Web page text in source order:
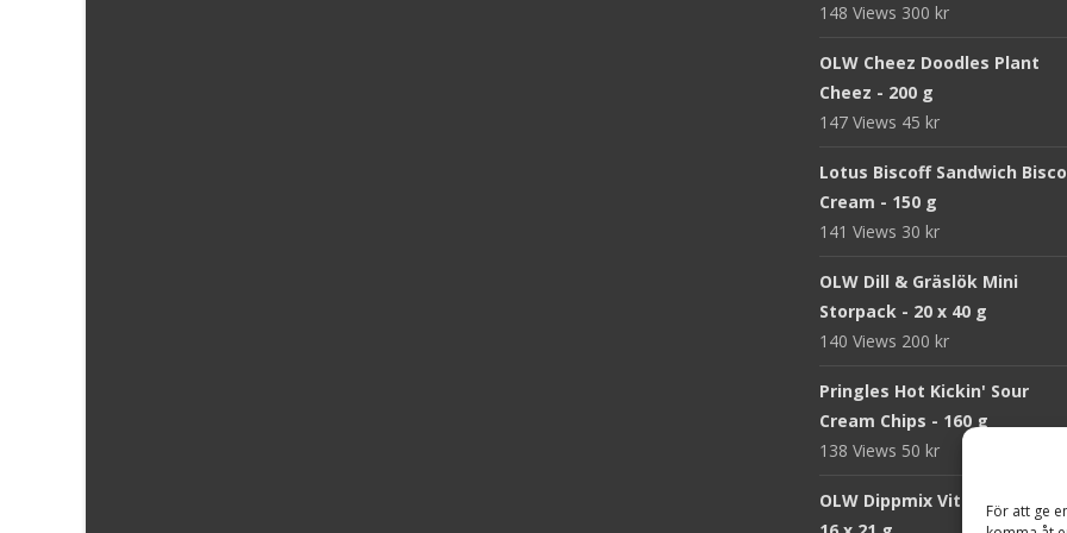
För att ge
148 Views 300 kr
OLW Cheez Doodles Plant
Cheez - 200 g
147 Views 45 kr
Lotus Biscoff Sandwich
Cream - 150 g
141 Views 30 kr
OLW Dill & Gräslök Mini
Storpack - 20 x 40 g
140 Views 200 kr
Pringles Hot Kickin' Sour
Cream Chips - 160 g
138 Views 50 kr
OLW Dippmix Vitlök